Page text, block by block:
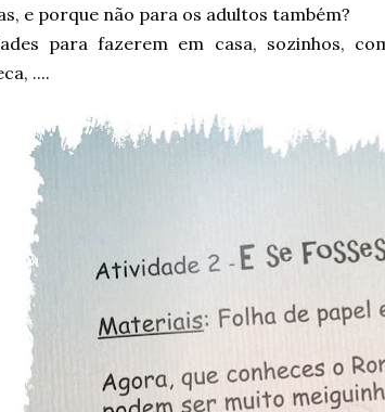
e porque não para os adultos também?
para fazerem em casa, sozinhos,
....